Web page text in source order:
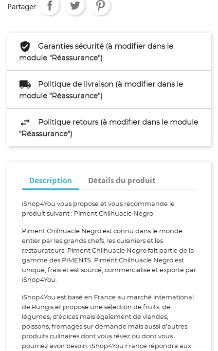
Partager
Garanties sécurité (à modifier dans le
module "Réassurance")
Politique de livraison (à modifier dans le
module "Réassurance")
Politique retours (à modifier dans le module
"Réassurance")
Description Détails du produit
iShop4You vous propose et vous recommande le
produit suivant : Piment Chilhuacle Negro
Piment Chilhuacle Negro est connu dans le monde
entier par les grands chefs, les cuisiniers et les
restaurateurs. Piment Chilhuacle Negro fait partie de la
gamme des PIMENTS. Piment Chilhuacle Negro est
unique, frais et est sourcé, commercialisé et exporté par
iShop4You.
iShop4You est basé en France au marché international
de Rungis et propose une sélection de fruits, de
légumes, d’épices mais également de viandes,
poissons, fromages sur demande mais aussi d’autres
produits culinaires dont vous rêvez ou dont vous
pourriez avoir besoin. iShop4You France répondra aux